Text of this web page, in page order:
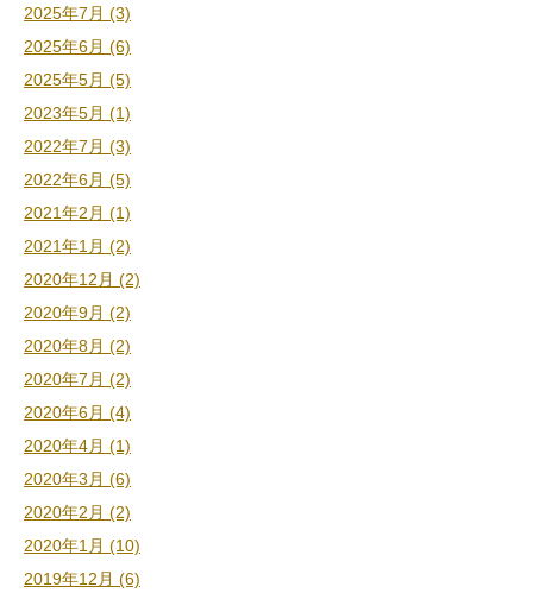
2025年7月 (3)
2025年6月 (6)
2025年5月 (5)
2023年5月 (1)
2022年7月 (3)
2022年6月 (5)
2021年2月 (1)
2021年1月 (2)
2020年12月 (2)
2020年9月 (2)
2020年8月 (2)
2020年7月 (2)
2020年6月 (4)
2020年4月 (1)
2020年3月 (6)
2020年2月 (2)
2020年1月 (10)
2019年12月 (6)